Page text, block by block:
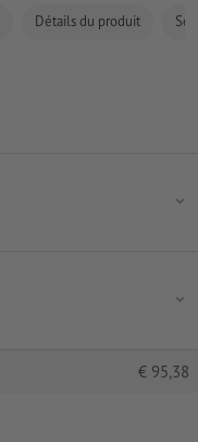
Détails du produit
€ 95,38